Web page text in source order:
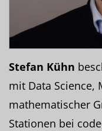
Stefan Kühn
mit Data Science,
mathematischer
Stationen bei